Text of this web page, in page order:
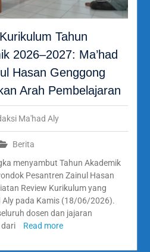
Tahun
2026–2027: Ma’had
Hasan Genggong
Arah Pembelajaran
Ma'had Aly
Berita
menyambut Tahun Akademik
Pesantren Zainul Hasan
Review Kurikulum yang
Aly pada Kamis (18/06/2026).
dosen dan jajaran
dari
Read more